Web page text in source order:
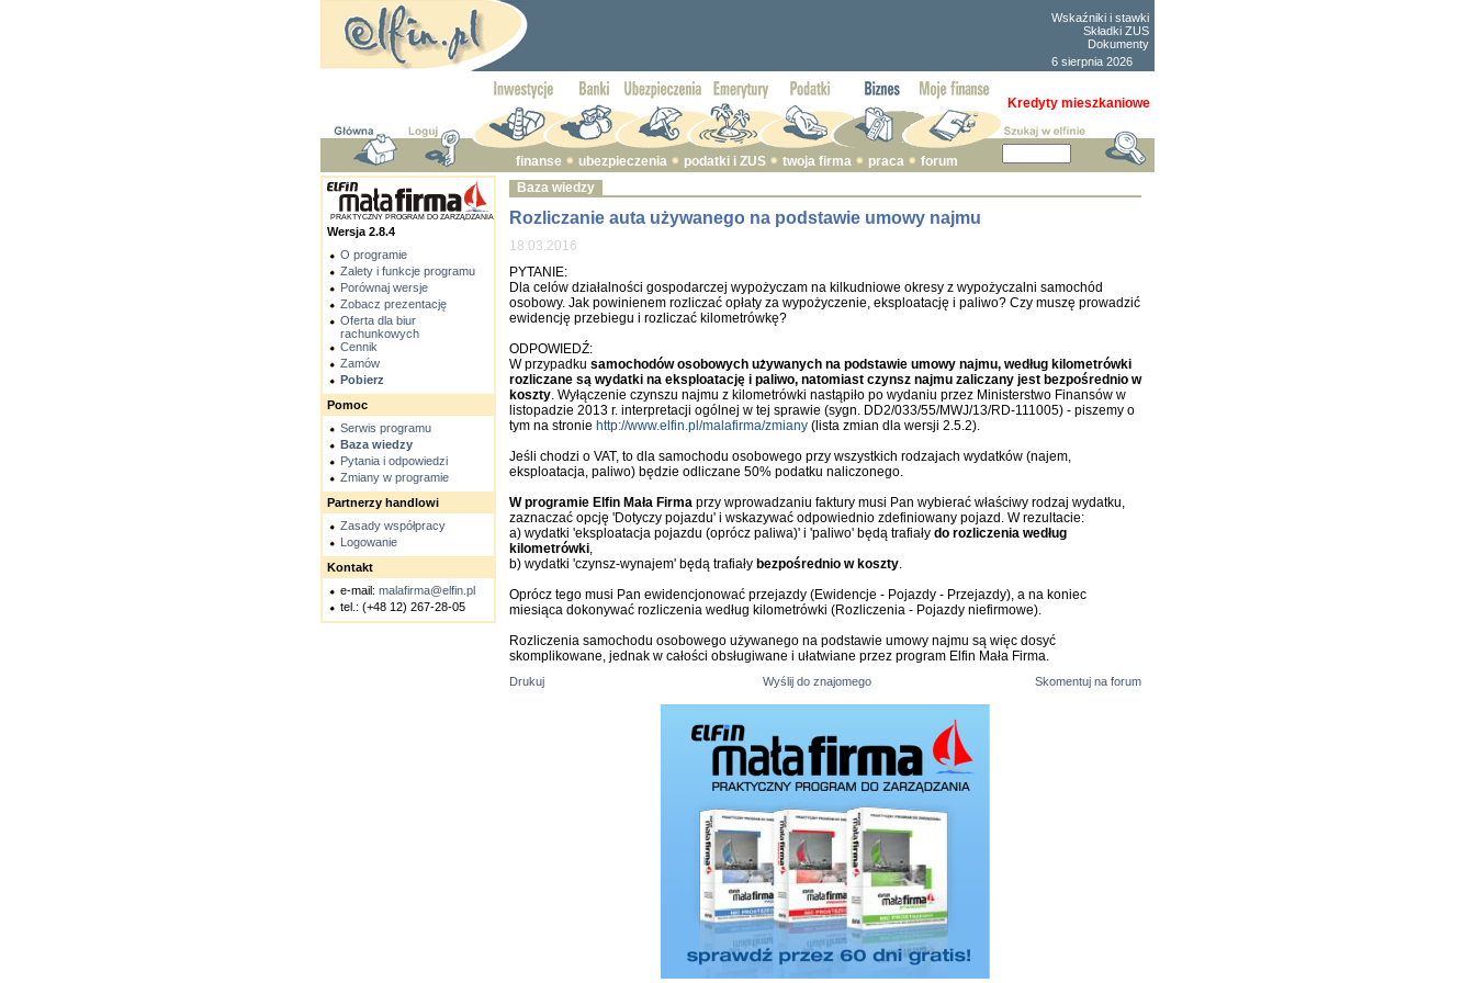
Wskaźniki i stawki
Składki ZUS
Dokumenty
6 sierpnia 2026
Kredyty mieszkaniowe
finanse ubezpieczenia podatki i ZUS twoja firma praca forum
PRAKTYCZNY PROGRAM DO ZARZĄDZANIA
Wersja 2.8.4
O programie
Zalety i funkcje programu
Porównaj wersje
Zobacz prezentację
Oferta dla biur
rachunkowych
Cennik
Zamów
Pobierz
Pomoc
Serwis programu
Baza wiedzy
Pytania i odpowiedzi
Zmiany w programie
Partnerzy handlowi
Zasady współpracy
Logowanie
Kontakt
e-mail: malafirma@elfin.pl
tel.: (+48 12) 267-28-05
Baza wiedzy
Rozliczanie auta używanego na podstawie umowy najmu
18.03.2016
PYTANIE:
Dla celów działalności gospodarczej wypożyczam na kilkudniowe okresy z wypożyczalni samochód
osobowy. Jak powinienem rozliczać opłaty za wypożyczenie, eksploatację i paliwo? Czy muszę prowadzić
ewidencję przebiegu i rozliczać kilometrówkę?
ODPOWIEDŹ:
W przypadku samochodów osobowych używanych na podstawie umowy najmu, według kilometrówki
rozliczane są wydatki na eksploatację i paliwo, natomiast czynsz najmu zaliczany jest bezpośrednio w
koszty. Wyłączenie czynszu najmu z kilometrówki nastąpiło po wydaniu przez Ministerstwo Finansów w
listopadzie 2013 r. interpretacji ogólnej w tej sprawie (sygn. DD2/033/55/MWJ/13/RD-111005) - piszemy o
tym na stronie http://www.elfin.pl/malafirma/zmiany (lista zmian dla wersji 2.5.2).
Jeśli chodzi o VAT, to dla samochodu osobowego przy wszystkich rodzajach wydatków (najem,
eksploatacja, paliwo) będzie odliczane 50% podatku naliczonego.
W programie Elfin Mała Firma przy wprowadzaniu faktury musi Pan wybierać właściwy rodzaj wydatku,
zaznaczać opcję 'Dotyczy pojazdu' i wskazywać odpowiednio zdefiniowany pojazd. W rezultacie:
a) wydatki 'eksploatacja pojazdu (oprócz paliwa)' i 'paliwo' będą trafiały do rozliczenia według
kilometrówki,
b) wydatki 'czynsz-wynajem' będą trafiały bezpośrednio w koszty.
Oprócz tego musi Pan ewidencjonować przejazdy (Ewidencje - Pojazdy - Przejazdy), a na koniec
miesiąca dokonywać rozliczenia według kilometrówki (Rozliczenia - Pojazdy niefirmowe).
Rozliczenia samochodu osobowego używanego na podstawie umowy najmu są więc dosyć
skomplikowane, jednak w całości obsługiwane i ułatwiane przez program Elfin Mała Firma.
Drukuj Wyślij do znajomego Skomentuj na forum